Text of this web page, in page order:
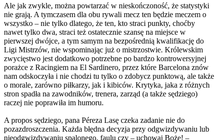
Ale jak zwykle, można powtarzać w nieskończoność, że statystyki
nie grają. A tymczasem dla obu rywali mecz ten będzie meczem o
wszystko – nie tylko dlatego, że ten, kto straci punkty, choćby
nawet tylko dwa, straci też ostatecznie szansę na miejsce w
pierwszej dwójce, a tym samym na bezpośrednią kwalifikację do
Ligi Mistrzów, nie wspominając już o mistrzostwie. Królewskim
zwycięstwo jest dodatkowo potrzebne po bardzo kontrowersyjnej
porażce z Racingiem na El Sardinero, przez które Barcelona znów
nam odskoczyła i nie chodzi tu tylko o zdobycz punktową, ale także
o morale, zarówno piłkarzy, jak i kibiców. Krytyka, jaka z różnych
stron spadła na zawodników, trenera, zarząd (a także sędziego)
raczej nie poprawiła im humoru.
A propos sędziego, pana Péreza Lasę czeka zadanie nie do
pozazdroszczenia. Każda błędna decyzja przy odgwizdywaniu lub
nieodgwizdywaniu spalonego, faulu czy – uchowaj Boże! –